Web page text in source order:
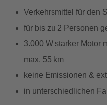
Verkehrsmittel für den
für bis zu 2 Personen
3.000 W starker Motor
max. 55 km
keine Emissionen &
in unterschiedlichen